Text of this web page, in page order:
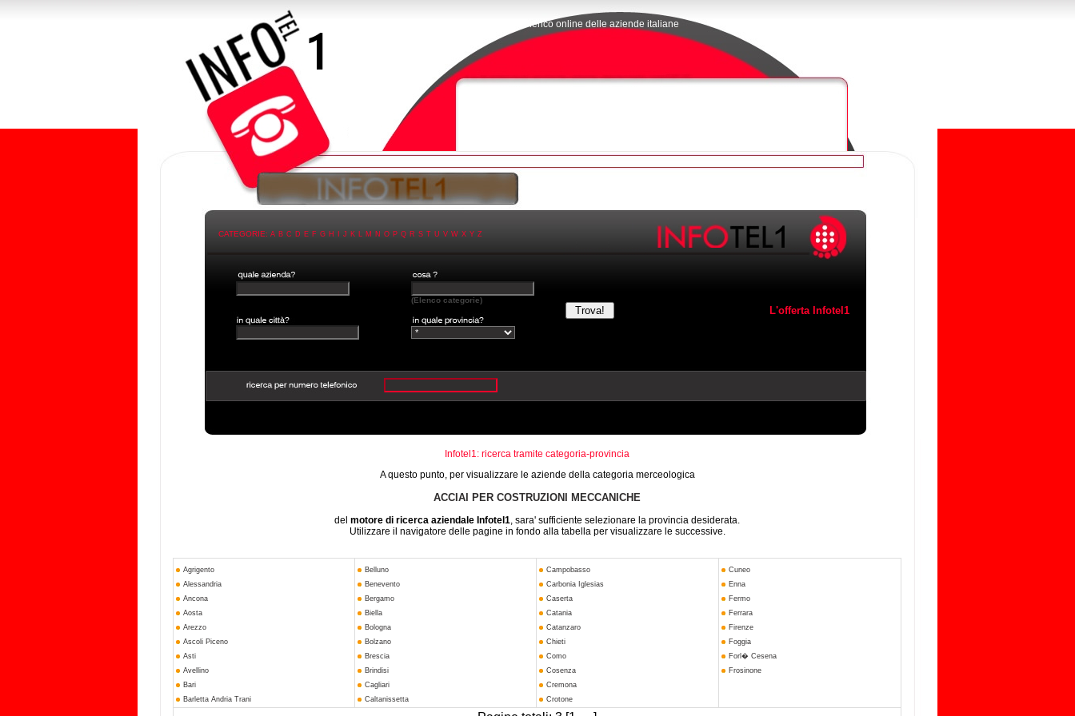
CATEGORIE: A B C D E F G H J K L M N O P Q R S T U V W X Y Z
(Elenco categorie)
L'offerta Infotel1
L'elenco online delle aziende italiane
Infotel1: ricerca tramite categoria-provincia
A questo punto, per visualizzare le aziende della categoria merceologica
ACCIAI PER COSTRUZIONI MECCANICHE
del motore di ricerca aziendale Infotel1, sara' sufficiente selezionare la provincia desiderata.
Utilizzare il navigatore delle pagine in fondo alla tabella per visualizzare le successive.
Agrigento
Alessandria
Ancona
Aosta
Arezzo
Ascoli Piceno
Asti
Avellino
Bari
Barletta Andria Trani
Belluno
Benevento
Bergamo
Biella
Bologna
Bolzano
Brescia
Brindisi
Cagliari
Caltanissetta
Campobasso
Carbonia Iglesias
Caserta
Catania
Catanzaro
Chieti
Como
Cosenza
Cremona
Crotone
Cuneo
Enna
Fermo
Ferrara
Firenze
Foggia
Forl� Cesena
Frosinone